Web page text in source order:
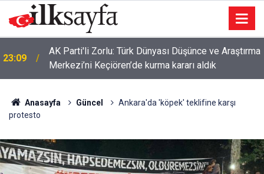
23:09
AK Parti'li Zorlu: Türk Dünyası Düşünce ve Araştırma
Merkezi’ni Keçiören’de kurma kararı aldık
Anasayfa Güncel
Ankara'da 'köpek' teklifine karşı
protesto